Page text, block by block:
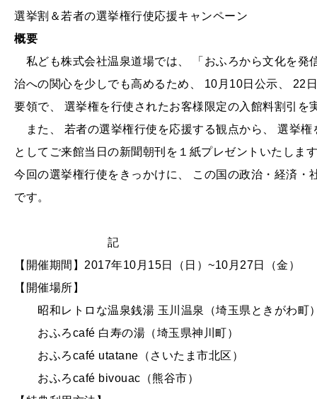
選挙割＆若者の選挙権行使応援キャンペーン
概要
私ども株式会社温泉道場では、 「おふろから文化を発
治への関心を少しでも高めるため、 10月10日公示、 22
要領で、 選挙権を行使されたお客様限定の入館料割引を
また、 若者の選挙権行使を応援する観点から、 選挙
としてご来館当日の新聞朝刊を１紙プレゼントいたしま
今回の選挙権行使をきっかけに、 この国の政治・経済
です。
記
【開催期間】2017年10月15日（日）~10月27日（金）
【開催場所】
昭和レトロな温泉銭湯 玉川温泉（埼玉県ときがわ町
おふろcafé 白寿の湯（埼玉県神川町）
おふろcafé utatane（さいたま市北区）
おふろcafé bivouac（熊谷市）